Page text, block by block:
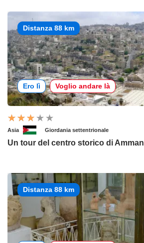
Distanza 88 km
Ero lì Voglio andare là
Asia Giordania settentrionale
Un tour del centro storico di Amman
Distanza 88 km